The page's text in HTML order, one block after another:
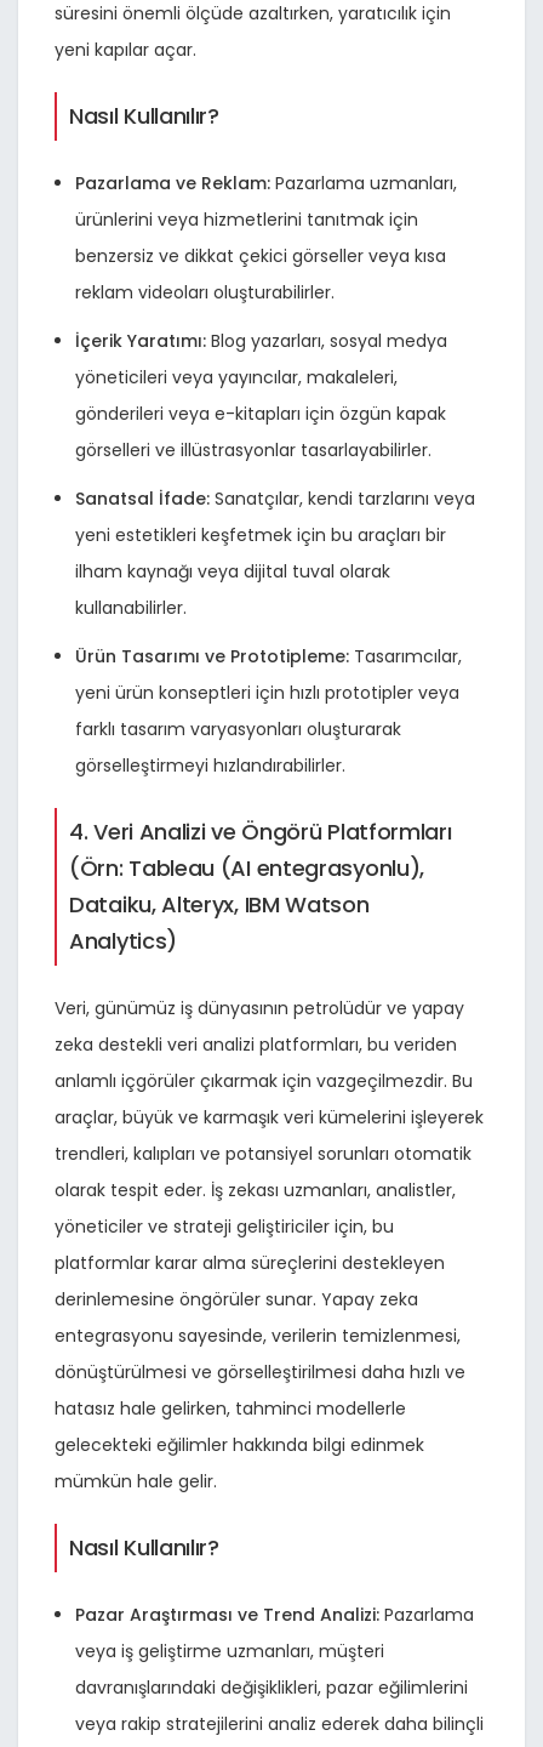
süresini önemli ölçüde azaltırken, yaratıcılık için
yeni kapılar açar.
Nasıl Kullanılır?
Pazarlama ve Reklam: Pazarlama uzmanları,
ürünlerini veya hizmetlerini tanıtmak için
benzersiz ve dikkat çekici görseller veya kısa
reklam videoları oluşturabilirler.
İçerik Yaratımı: Blog yazarları, sosyal medya
yöneticileri veya yayıncılar, makaleleri,
gönderileri veya e-kitapları için özgün kapak
görselleri ve illüstrasyonlar tasarlayabilirler.
Sanatsal İfade: Sanatçılar, kendi tarzlarını veya
yeni estetikleri keşfetmek için bu araçları bir
ilham kaynağı veya dijital tuval olarak
kullanabilirler.
Ürün Tasarımı ve Prototipleme: Tasarımcılar,
yeni ürün konseptleri için hızlı prototipler veya
farklı tasarım varyasyonları oluşturarak
görselleştirmeyi hızlandırabilirler.
4. Veri Analizi ve Öngörü Platformları
(Örn: Tableau (AI entegrasyonlu),
Dataiku, Alteryx, IBM Watson
Analytics)
Veri, günümüz iş dünyasının petrolüdür ve yapay
zeka destekli veri analizi platformları, bu veriden
anlamlı içgörüler çıkarmak için vazgeçilmezdir. Bu
araçlar, büyük ve karmaşık veri kümelerini işleyerek
trendleri, kalıpları ve potansiyel sorunları otomatik
olarak tespit eder. İş zekası uzmanları, analistler,
yöneticiler ve strateji geliştiriciler için, bu
platformlar karar alma süreçlerini destekleyen
derinlemesine öngörüler sunar. Yapay zeka
entegrasyonu sayesinde, verilerin temizlenmesi,
dönüştürülmesi ve görselleştirilmesi daha hızlı ve
hatasız hale gelirken, tahminci modellerle
gelecekteki eğilimler hakkında bilgi edinmek
mümkün hale gelir.
Nasıl Kullanılır?
Pazar Araştırması ve Trend Analizi: Pazarlama
veya iş geliştirme uzmanları, müşteri
davranışlarındaki değişiklikleri, pazar eğilimlerini
veya rakip stratejilerini analiz ederek daha bilinçli